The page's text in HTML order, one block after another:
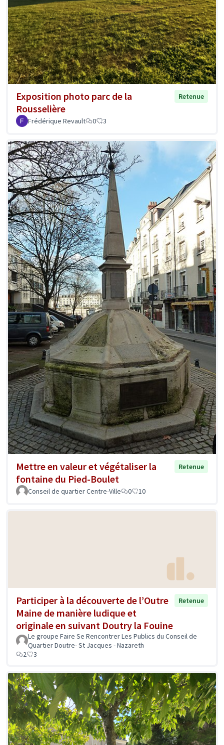
Exposition photo parc de la
Rousselière
Retenue
Frédérique Revault 0 3
Mettre en valeur et végétaliser la
fontaine du Pied-Boulet
Retenue
Conseil de quartier Centre-Ville 0 10
Participer à la découverte de l’Outre
Maine de manière ludique et
originale en suivant Doutry la Fouine
Retenue
Le groupe Faire Se Rencontrer Les Publics du Conseil de
Quartier Doutre- St Jacques - Nazareth
2
3